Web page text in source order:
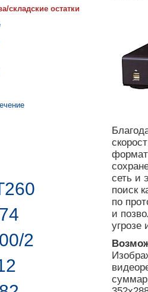
складские остатки
2
сеть и
поиск
по
и
угрозе